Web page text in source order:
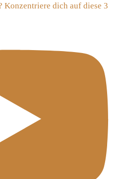
Konzentriere dich auf diese 3